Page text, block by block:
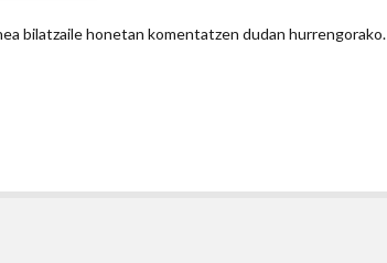
bilatzaile honetan komentatzen dudan hurrengorako.